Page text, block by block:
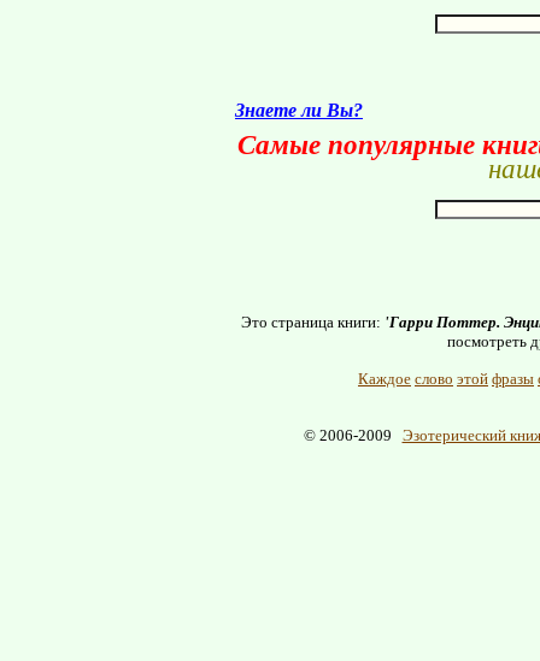
Знаете ли Вы?
Самые популярные
Это страница книги: 'Гарри Поттер.
посмотреть
Каждое слово этой фразы
© 2006-2009 Эзотерический